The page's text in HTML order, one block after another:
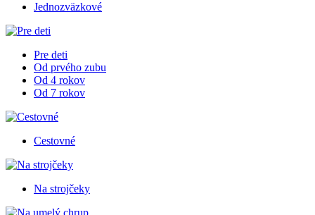
Jednozväzkové
Pre deti
Od prvého zubu
Od 4 rokov
Od 7 rokov
Cestovné
Na strojčeky